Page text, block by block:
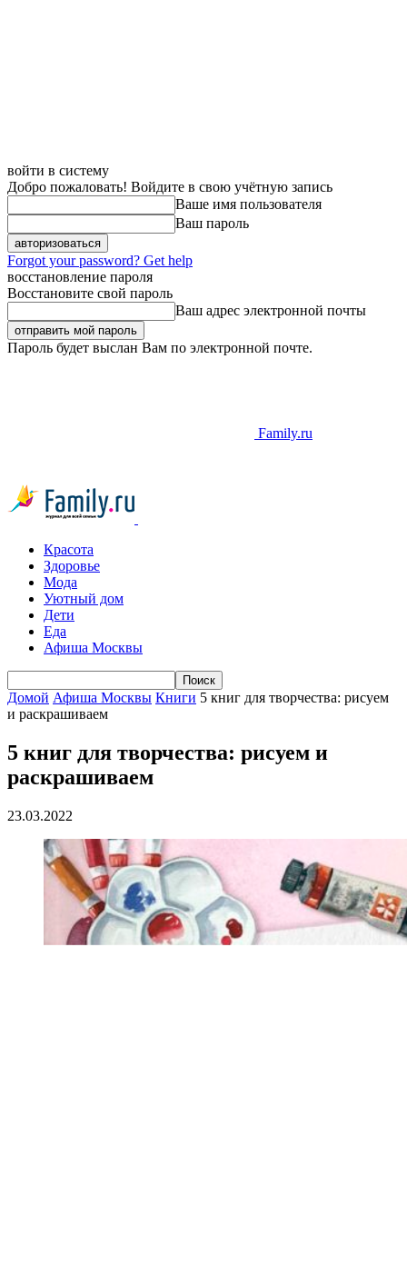
войти в систему
Добро пожаловать! Войдите в свою учётную запись
Ваше имя пользователя
Ваш пароль
Forgot your password? Get help
восстановление пароля
Восстановите свой пароль
Ваш адрес электронной почты
Пароль будет выслан Вам по электронной почте.
Family.ru
Красота
Здоровье
Мода
Уютный дом
Дети
Еда
Афиша Москвы
Домой Афиша Москвы Книги 5 книг для творчества: рисуем
и раскрашиваем
5 книг для творчества: рисуем и
раскрашиваем
23.03.2022